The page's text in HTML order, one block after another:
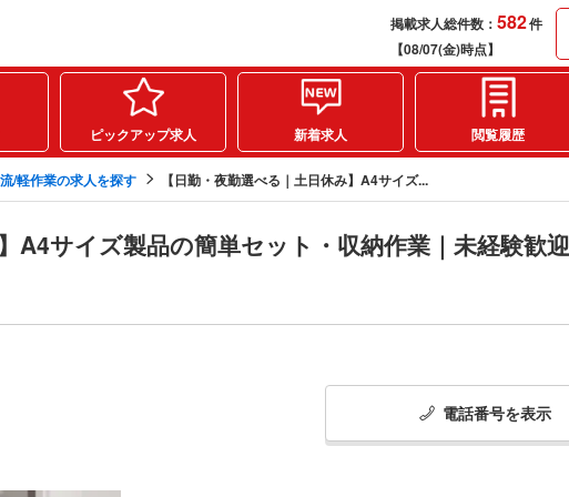
掲載求人総件数： 582件
【08/07(金)時点】
ピックアップ求人 新着求人 閲覧履歴
/軽作業の求人を探す 【日勤・夜勤選べる｜土日休み】A4サイズ...
A4サイズ製品の簡単セット・収納作業｜未経験
電話番号を表示